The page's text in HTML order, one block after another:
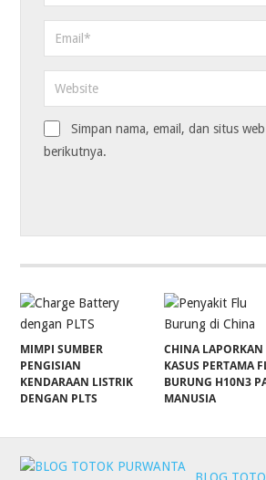
Simpan nama, email, dan situs
berikutnya.
MIMPI SUMBER
PENGISIAN
KENDARAAN LISTRIK
DENGAN PLTS
CHINA LAPORKAN
KASUS PERTAMA
BURUNG H10N3
MANUSIA